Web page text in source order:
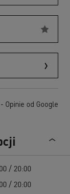
- Opinie od Google
/ 20:00
/ 20:00